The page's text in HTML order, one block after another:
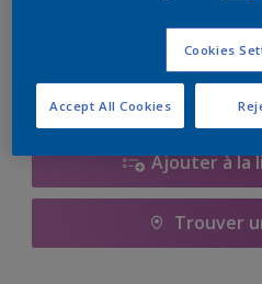
Ajouter à la
Trouver
Cookies
Accept All Cookies